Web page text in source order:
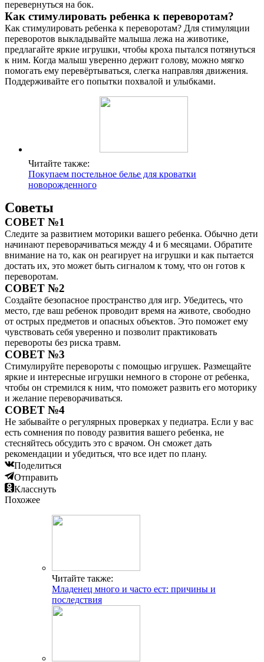
перевернуться на бок.
Как стимулировать ребенка к переворотам?
Как стимулировать ребенка к переворотам? Для стимуляции
переворотов выкладывайте малыша лежа на животике,
предлагайте яркие игрушки, чтобы кроха пытался потянуться
к ним. Когда малыш уверенно держит голову, можно мягко
помогать ему перевёртываться, слегка направляя движения.
Поддерживайте его попытки похвалой и улыбками.
Читайте также:
Покупаем постельное белье для кроватки
новорожденного
Советы
СОВЕТ №1
Следите за развитием моторики вашего ребенка. Обычно дети
начинают переворачиваться между 4 и 6 месяцами. Обратите
внимание на то, как он реагирует на игрушки и как пытается
достать их, это может быть сигналом к тому, что он готов к
переворотам.
СОВЕТ №2
Создайте безопасное пространство для игр. Убедитесь, что
место, где ваш ребенок проводит время на животе, свободно
от острых предметов и опасных объектов. Это поможет ему
чувствовать себя уверенно и позволит практиковать
перевороты без риска травм.
СОВЕТ №3
Стимулируйте перевороты с помощью игрушек. Размещайте
яркие и интересные игрушки немного в стороне от ребенка,
чтобы он стремился к ним, что поможет развить его моторику
и желание переворачиваться.
СОВЕТ №4
Не забывайте о регулярных проверках у педиатра. Если у вас
есть сомнения по поводу развития вашего ребенка, не
стесняйтесь обсудить это с врачом. Он сможет дать
рекомендации и убедиться, что все идет по плану.
Поделиться
Отправить
Класснуть
Похожее
Читайте также:
Младенец много и часто ест: причины и
последствия